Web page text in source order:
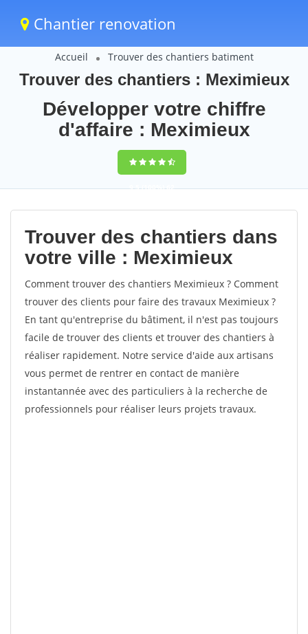
Chantier renovation
Accueil Trouver des chantiers batiment
Trouver des chantiers : Meximieux
Développer votre chiffre
d'affaire : Meximieux
9,5(100%)62
votes
Trouver des chantiers dans
votre ville : Meximieux
Comment trouver des chantiers Meximieux ? Comment
trouver des clients pour faire des travaux Meximieux ?
En tant qu'entreprise du bâtiment, il n'est pas toujours
facile de trouver des clients et trouver des chantiers à
réaliser rapidement. Notre service d'aide aux artisans
vous permet de rentrer en contact de manière
instantannée avec des particuliers à la recherche de
professionnels pour réaliser leurs projets travaux.